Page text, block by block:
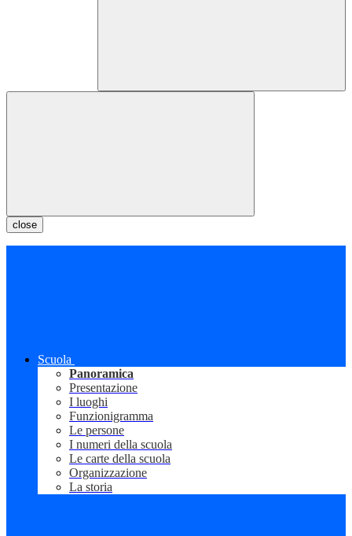
close
Scuola
Panoramica
Presentazione
I luoghi
Funzionigramma
Le persone
I numeri della scuola
Le carte della scuola
Organizzazione
La storia